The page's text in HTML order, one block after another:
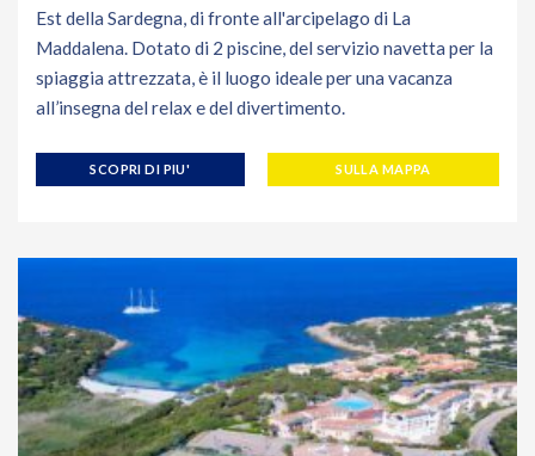
Est della Sardegna, di fronte all'arcipelago di La
Maddalena. Dotato di 2 piscine, del servizio navetta per la
spiaggia attrezzata, è il luogo ideale per una vacanza
all’insegna del relax e del divertimento.
SCOPRI DI PIU' SULLA MAPPA